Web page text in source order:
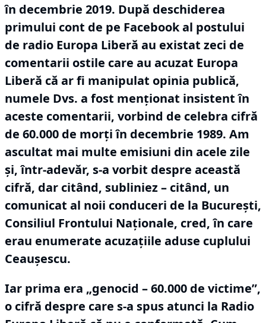
în decembrie 2019. După deschiderea
primului cont de pe Facebook al postului
de radio Europa Liberă au existat zeci de
comentarii ostile care au acuzat Europa
Liberă că ar fi manipulat opinia publică,
numele Dvs. a fost menționat insistent în
aceste comentarii, vorbind de celebra cifră
de 60.000 de morți în decembrie 1989. Am
ascultat mai multe emisiuni din acele zile
și, într-adevăr, s-a vorbit despre această
cifră, dar citând, subliniez – citând, un
comunicat al noii conduceri de la București,
Consiliul Frontului Naționale, cred, în care
erau enumerate acuzațiile aduse cuplului
Ceaușescu.
Iar prima era „genocid – 60.000 de victime”,
o cifră despre care s-a spus atunci la Radio